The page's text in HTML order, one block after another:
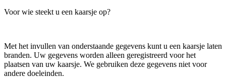
Voor wie steekt u een kaarsje op?
Met het invullen van onderstaande gegevens kunt u een kaarsje laten
branden. Uw gegevens worden alleen geregistreerd voor het
plaatsen van uw kaarsje. We gebruiken deze gegevens niet voor
andere doeleinden.